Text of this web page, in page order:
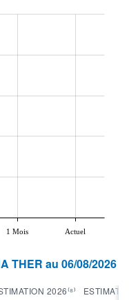
1 Mois Actuel
THER au 06/08/2026
2026⁽⁸⁾